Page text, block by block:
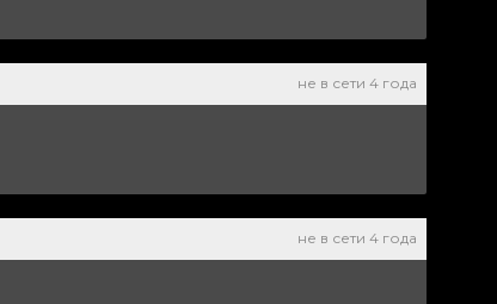
не в сети 4 года
не в сети 4 года